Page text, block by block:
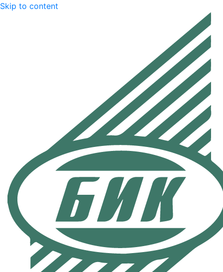
Skip to content